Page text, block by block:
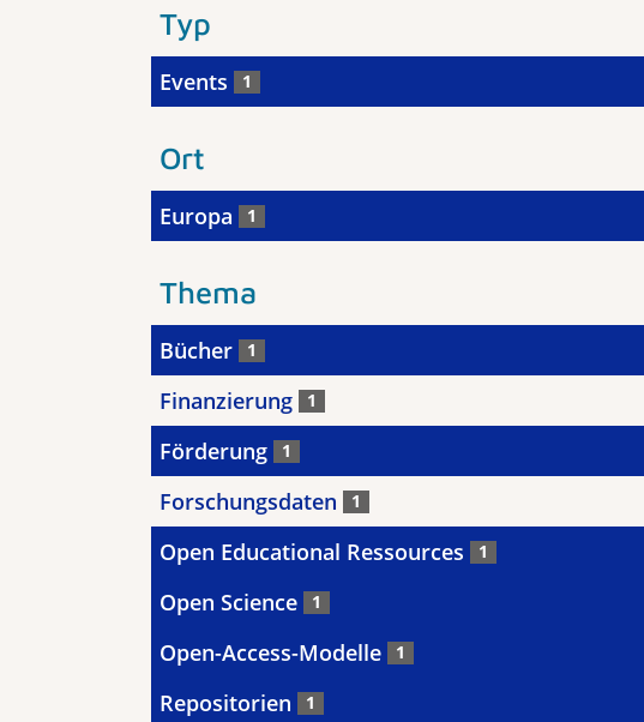
Typ
Events 1
Ort
Europa 1
Thema
Bücher 1
Finanzierung 1
Förderung 1
Forschungsdaten 1
Open Educational Ressources 1
Open Science 1
Open-Access-Modelle 1
Repositorien 1